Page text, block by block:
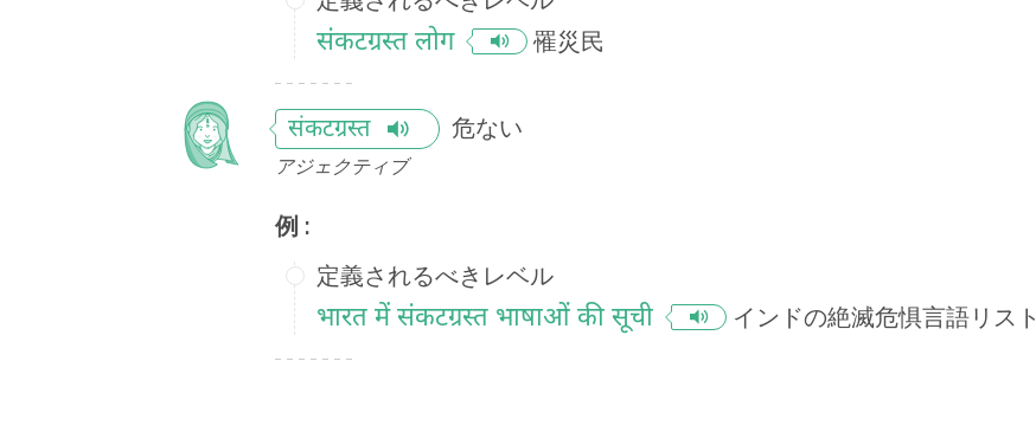
संकटग्रस्त लोग 罹災民
संकटग्रस्त 危ない
アジェクティブ
例 :
定義されるべきレベル
भारत में संकटग्रस्त भाषाओं की सूची インドの絶滅危惧言語リスト